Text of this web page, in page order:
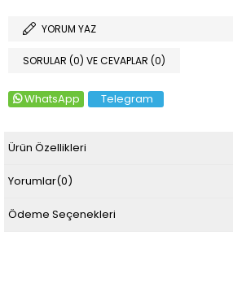
YORUM YAZ
SORULAR (0) VE CEVAPLAR (0)
WhatsApp Telegram
Ürün Özellikleri
Yorumlar(0)
Ödeme Seçenekleri